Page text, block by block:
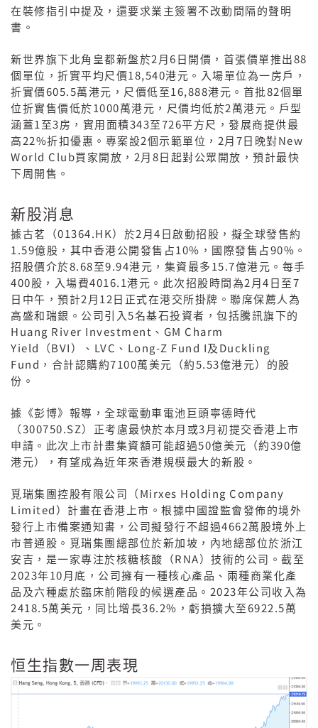
在裝修指引中提及，還要求業主簽署不改動間隔的聲明
書。
新世界旗下北角皇都新盤於2 月 6 日開價，首張價單推出88
個單位，折實平均尺價18,540港元。入場單位為一房戶，
折實價605.5萬港元，尺價低至16,888港元。首批82個單
位折實售價低於1000萬港元，尺價均低於2 萬港元。戶型
涵蓋1 至3房，實用面積343至726平方尺，發展商提供最
高22%折扣優惠。專案設2個示範單位， 2 月 7 日晚對New
World Club買家開放， 2 月 8 日起對公眾開放，預計最快
下周開售。
新股消息
據古茗（01364.HK ）於2 月 4 日啟動招股，擬全球發售約
1.59億股，其中香港公開發售占10% ，國際發售占90% 。
招股價介於8.68 至9.94港元，集資最多 15.7億港元。每手
400股，入場費4016.1港元。此次招股時間為2 月 4 日至7
日中午，預計2 月 12 日正式在港交所掛牌。聯席保薦人為
高盛和瑞銀。公司引入 5名基石投資者，包括騰訊旗下的
Huang River Investment 、 GM Charm
Yield
（ BVI ）、 LVC 、 Long-Z Fund I 及 Duckling
Fund ，合計認購約7100萬美元（約5.53億港元）的股
份。
據《彭博》報導，全球電動車電池巨頭寧德時代
（ 300750.SZ）正考慮最快於本月或3 月初提交香港上市
申請。此次上市計畫集資額可能超過50億美元（約390億
港元），有望成為近年來香港規模最大的新股。
覓瑞集團控股有限公司（ Mirxes Holding Company
Limited ）計畫在香港上市。根據中國證監會發佈的境外
發行上市備案通知書，公司擬發行不超過4662萬股境外上
市普通股。覓瑞集團總部位於新加坡，內地總部位於浙江
安吉，是一家專注於核糖核酸（ RNA ）技術的公司。截至
2023年10 月底，公司擁有一種核心產品、兩種商業化產
品及六種處於臨床前階段的候選產品。 2023年公司收入為
2418.5萬美元，同比增長36.2% ，虧損擴大至6922.5萬
美元。
恒生指數一周表現